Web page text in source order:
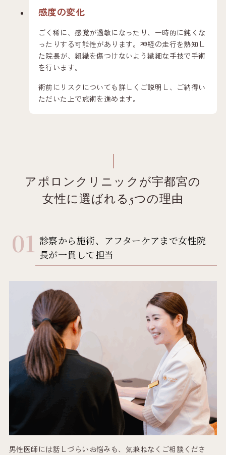
感度の変化
ごく稀に、感覚が過敏になったり、一時的に鈍くな
ったりする可能性があります。神経の走行を熟知し
た院長が、組織を傷つけないよう繊細な手技で手術
を行います。
術前にリスクについても詳しくご説明し、ご納得い
ただいた上で施術を進めます。
アポロンクリニックが宇都宮の
女性に選ばれる5つの理由
診察から施術、アフターケアまで女性院
長が一貫して担当
男性医師には話しづらいお悩みも、気兼ねなくご相談くださ